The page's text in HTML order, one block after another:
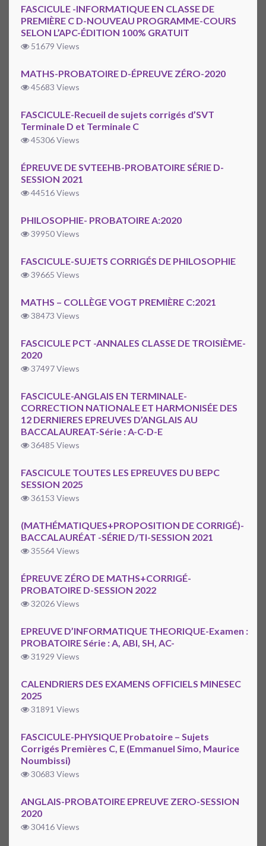
FASCICULE -INFORMATIQUE EN CLASSE DE
PREMIÈRE C D-NOUVEAU PROGRAMME-COURS
SELON L’APC-ÉDITION 100% GRATUIT
51679 Views
MATHS-PROBATOIRE D-ÉPREUVE ZÉRO-2020
45683 Views
FASCICULE-Recueil de sujets corrigés d’SVT
Terminale D et Terminale C
45306 Views
ÉPREUVE DE SVTEEHB-PROBATOIRE SÉRIE D-
SESSION 2021
44516 Views
PHILOSOPHIE- PROBATOIRE A:2020
39950 Views
FASCICULE-SUJETS CORRIGÉS DE PHILOSOPHIE
39665 Views
MATHS – COLLÈGE VOGT PREMIÈRE C:2021
38473 Views
FASCICULE PCT -ANNALES CLASSE DE TROISIÈME-
2020
37497 Views
FASCICULE-ANGLAIS EN TERMINALE-
CORRECTION NATIONALE ET HARMONISÉE DES
12 DERNIERES EPREUVES D’ANGLAIS AU
BACCALAUREAT-Série : A-C-D-E
36485 Views
FASCICULE TOUTES LES EPREUVES DU BEPC
SESSION 2025
36153 Views
(MATHÉMATIQUES+PROPOSITION DE CORRIGÉ)-
BACCALAURÉAT -SÉRIE D/TI-SESSION 2021
35564 Views
ÉPREUVE ZÉRO DE MATHS+CORRIGÉ-
PROBATOIRE D-SESSION 2022
32026 Views
EPREUVE D’INFORMATIQUE THEORIQUE-Examen :
PROBATOIRE Série : A, ABI, SH, AC-
31929 Views
CALENDRIERS DES EXAMENS OFFICIELS MINESEC
2025
31891 Views
FASCICULE-PHYSIQUE Probatoire – Sujets
Corrigés Premières C, E (Emmanuel Simo, Maurice
Noumbissi)
30683 Views
ANGLAIS-PROBATOIRE EPREUVE ZERO-SESSION
2020
30416 Views